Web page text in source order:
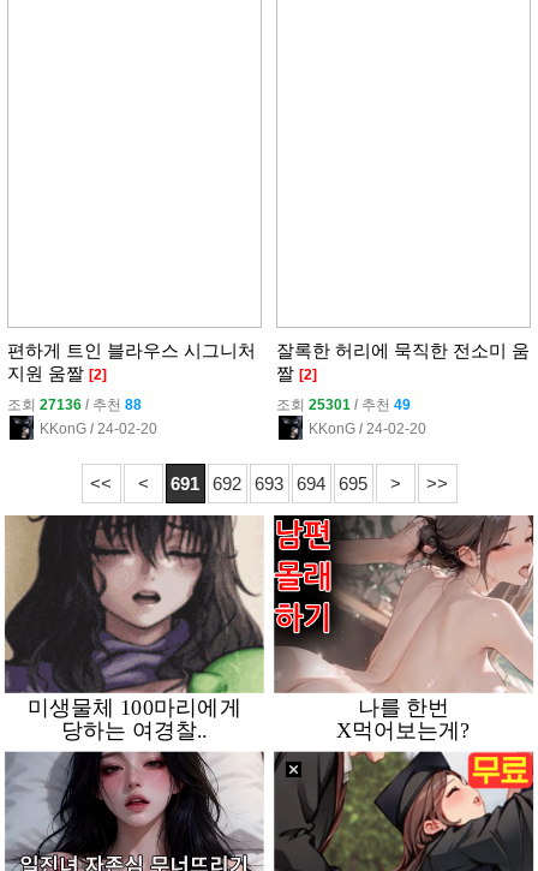
편하게 트인 블라우스 시그니처
지원 움짤 [2]
조회 27136 l 추천 88
KKonG l 24-02-20
잘록한 허리에 묵직한 전소미 움
짤 [2]
조회 25301 l 추천 49
KKonG l 24-02-20
<< < 691 692 693 694 695 > >>